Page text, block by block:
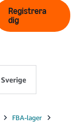
Registrera
dig
Sverige